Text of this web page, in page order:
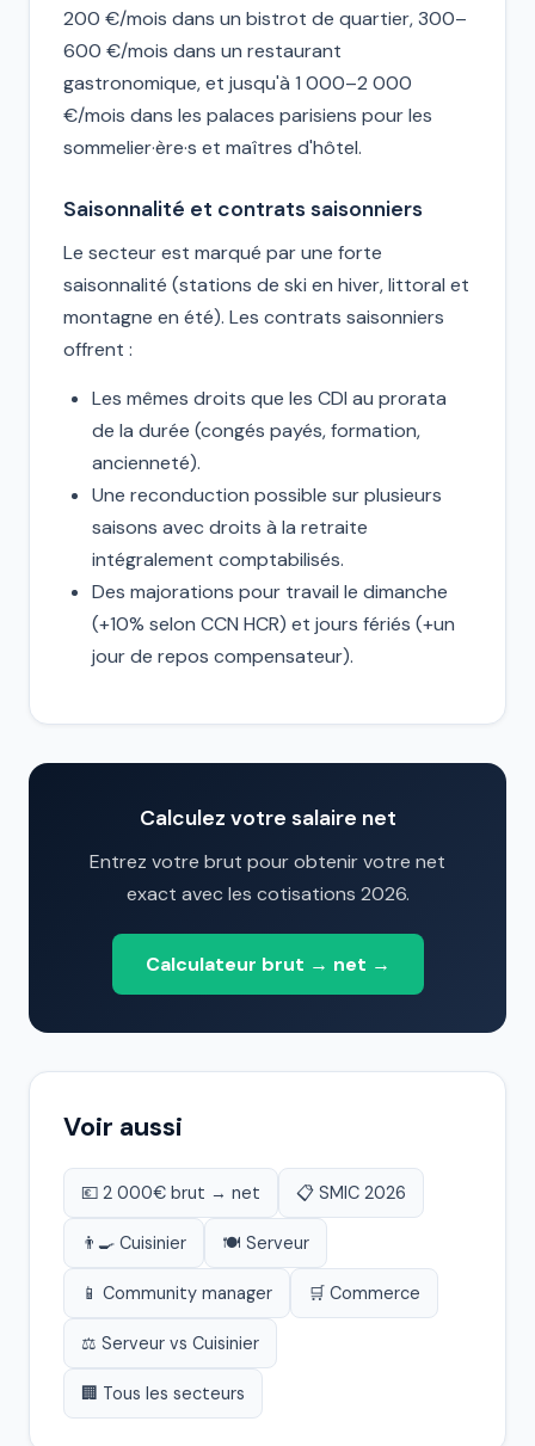
200 €/mois dans un bistrot de quartier, 300–
600 €/mois dans un restaurant
gastronomique, et jusqu'à 1 000–2 000
€/mois dans les palaces parisiens pour les
sommelier·ère·s et maîtres d'hôtel.
Saisonnalité et contrats saisonniers
Le secteur est marqué par une forte
saisonnalité (stations de ski en hiver, littoral et
montagne en été). Les contrats saisonniers
offrent :
Les mêmes droits que les CDI au prorata
de la durée (congés payés, formation,
ancienneté).
Une reconduction possible sur plusieurs
saisons avec droits à la retraite
intégralement comptabilisés.
Des majorations pour travail le dimanche
(+10% selon CCN HCR) et jours fériés (+un
jour de repos compensateur).
Calculez votre salaire net
Entrez votre brut pour obtenir votre net
exact avec les cotisations 2026.
Calculateur brut → net →
Voir aussi
💶 2 000€ brut → net 📋 SMIC 2026
👨‍🍳 Cuisinier 🍽️ Serveur
📱 Community manager 🛒 Commerce
⚖️ Serveur vs Cuisinier
🏢 Tous les secteurs